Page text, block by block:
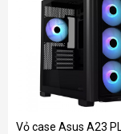
Vỏ case Asus A23